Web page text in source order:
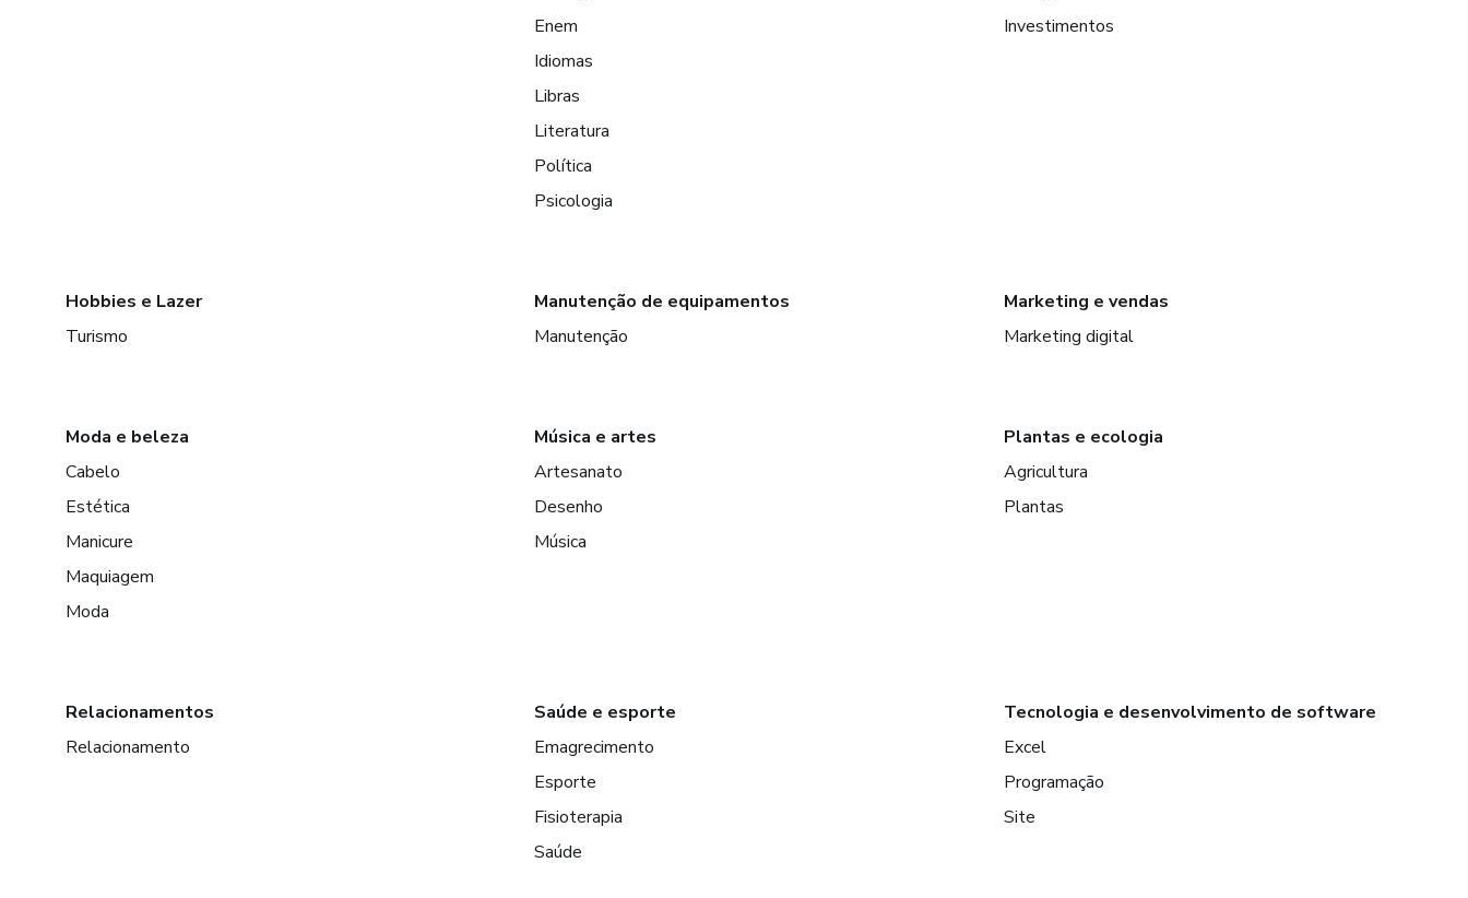
Enem
Idiomas
Libras
Literatura
Política
Psicologia
Investimentos
Hobbies e Lazer
Turismo
Manutenção de equipamentos
Manutenção
Marketing e vendas
Marketing digital
Moda e beleza
Cabelo
Estética
Manicure
Maquiagem
Moda
Música e artes
Artesanato
Desenho
Música
Plantas e ecologia
Agricultura
Plantas
Relacionamentos
Relacionamento
Saúde e esporte
Emagrecimento
Esporte
Fisioterapia
Saúde
Tecnologia e desenvolvimento de software
Excel
Programação
Site